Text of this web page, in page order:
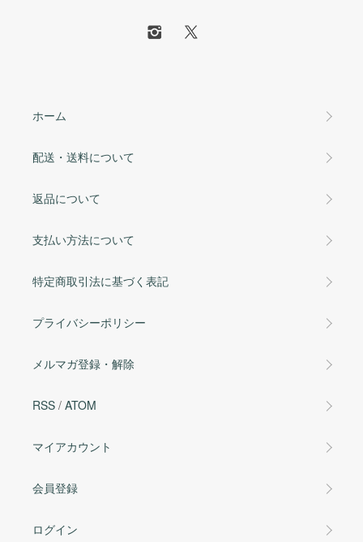
ホーム
配送・送料について
返品について
支払い方法について
特定商取引法に基づく表記
プライバシーポリシー
メルマガ登録・解除
RSS / ATOM
マイアカウント
会員登録
ログイン